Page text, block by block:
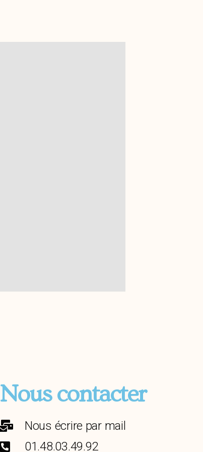
Nous contacter
Nous écrire par mail
01.48.03.49.92